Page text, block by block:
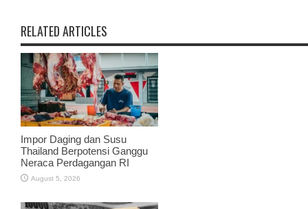
RELATED ARTICLES
Impor Daging dan Susu
Thailand Berpotensi Ganggu
Neraca Perdagangan RI
August 5, 2026